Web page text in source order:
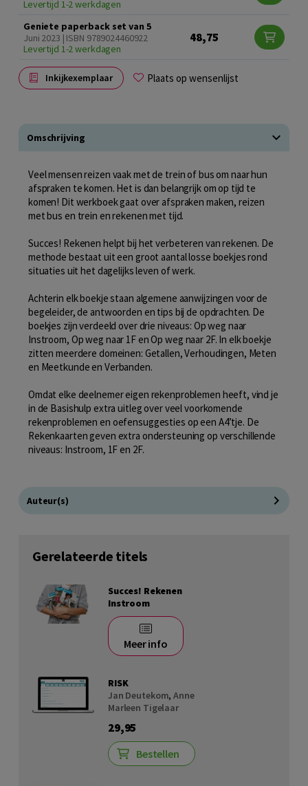
Levertijd 1-2 werkdagen
Geniete paperback set van 5
Juni 2023 | ISBN 9789024460922
Levertijd 1-2 werkdagen
48,75
Inkijkexemplaar Plaats op wensenlijst
Omschrijving
Veel mensen reizen vaak met de trein of bus om naar hun
afspraken te komen. Het is dan belangrijk om op tijd te
komen! Dit werkboek gaat over afspraken maken, reizen
met bus en trein en rekenen met tijd.
Succes! Rekenen helpt bij het verbeteren van rekenen. De
methode bestaat uit een groot aantal losse boekjes rond
situaties uit het dagelijks leven of werk.
Achterin elk boekje staan algemene aanwijzingen voor de
begeleider, de antwoorden en tips bij de opdrachten. De
boekjes zijn verdeeld over drie niveaus: Op weg naar
Instroom, Op weg naar 1F en Op weg naar 2F. In elk boekje
zitten meerdere domeinen: Getallen, Verhoudingen, Meten
en Meetkunde en Verbanden.
Omdat elke deelnemer eigen rekenproblemen heeft, vind je
in de Basishulp extra uitleg over veel voorkomende
rekenproblemen en oefensuggesties op een A4’tje. De
Rekenkaarten geven extra ondersteuning op verschillende
niveaus: Instroom, 1F en 2F.
Auteur(s)
Gerelateerde titels
Succes! Rekenen
Instroom
Meer info
RISK
Jan Deutekom,Anne
Marleen Tigelaar
29,95
Bestellen